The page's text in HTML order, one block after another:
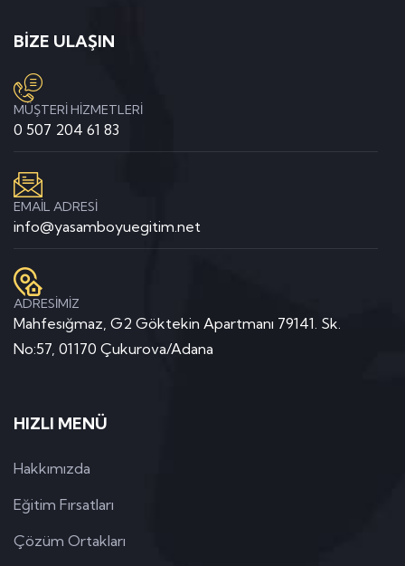
BİZE ULAŞIN
MÜŞTERİ HİZMETLERİ
0 507 204 61 83
EMAİL ADRESİ
info@yasamboyuegitim.net
ADRESİMİZ
Mahfesığmaz, G2 Göktekin Apartmanı 79141. Sk.
No:57, 01170 Çukurova/Adana
HIZLI MENÜ
Hakkımızda
Eğitim Fırsatları
Çözüm Ortakları